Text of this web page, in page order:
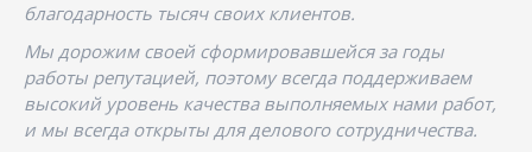
благодарность тысяч своих клиентов.
Мы дорожим своей сформировавшейся за годы
работы репутацией, поэтому всегда поддерживаем
высокий уровень качества выполняемых нами работ,
и мы всегда открыты для делового сотрудничества.